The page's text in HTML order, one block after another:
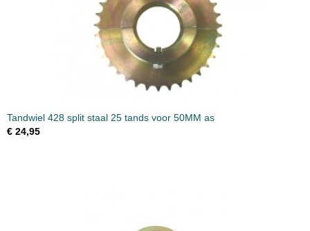
Tandwiel 428 split staal 25 tands voor 50MM as
€ 24,95